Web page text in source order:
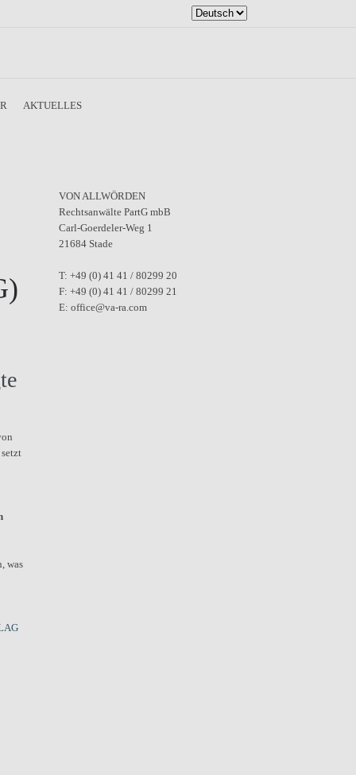
Sprache
AKTUELLES
was
VON ALLWÖRDEN
Rechtsanwälte PartG mbB
Carl-Goerdeler-Weg 1
21684 Stade
T: +49 (0) 41 41 / 80299 20
F: +49 (0) 41 41 / 80299 21
E: office@va-ra.com